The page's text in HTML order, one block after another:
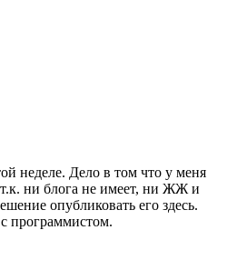
неделе. Дело в том что у меня
т.к. ни блога не имеет, ни ЖЖ и
опубликовать его здесь.
программистом.